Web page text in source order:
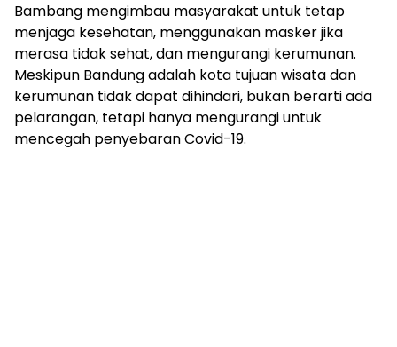
Bambang mengimbau masyarakat untuk tetap
menjaga kesehatan, menggunakan masker jika
merasa tidak sehat, dan mengurangi kerumunan.
Meskipun Bandung adalah kota tujuan wisata dan
kerumunan tidak dapat dihindari, bukan berarti ada
pelarangan, tetapi hanya mengurangi untuk
mencegah penyebaran Covid-19.